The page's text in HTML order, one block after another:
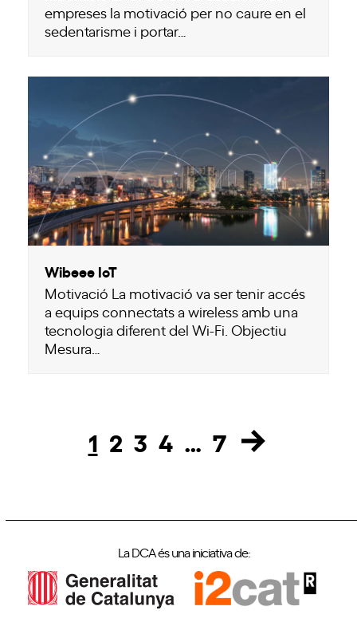
empreses la motivació per no caure en el
sedentarisme i portar…
Wibeee IoT
Motivació La motivació va ser tenir accés
a equips connectats a wireless amb una
tecnologia diferent del Wi-Fi. Objectiu
Mesura…
Page
1 Page
2 Page
3 Page
4 … Page
7
La DCA és una iniciativa de: